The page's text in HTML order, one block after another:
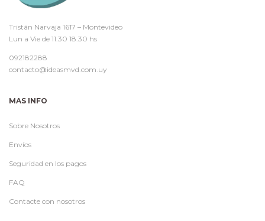
Tristán Narvaja 1617 – Montevideo
Lun a Vie de 11.30 18.30 hs
092182288
contacto@ideasmvd.com.uy
MAS INFO
Sobre Nosotros
Envíos
Seguridad en los pagos
FAQ
Contacte con nosotros